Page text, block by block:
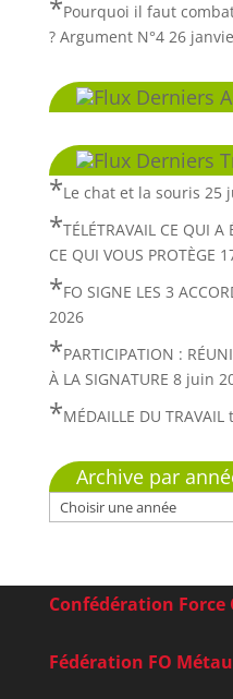
Pourquoi il faut
? Argument N°4 26
Derniers
Derniers
Le chat et la souris 25
TÉLÉTRAVAIL CE QUI A
CE QUI VOUS PROTÈGE
FO SIGNE LES 3
2026
PARTICIPATION :
À LA SIGNATURE 8 juin
MÉDAILLE DU TRAVAIL
Archive par
Confédération Force
Fédération FO